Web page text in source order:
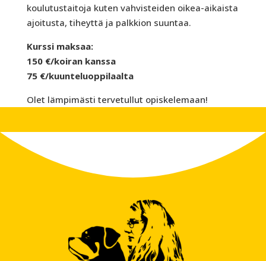
koulutustaitoja kuten vahvisteiden oikea-aikaista
ajoitusta, tiheyttä ja palkkion suuntaa.
Kurssi maksaa:
150 €/koiran kanssa
75 €/kuunteluoppilaalta
Olet lämpimästi tervetullut opiskelemaan!